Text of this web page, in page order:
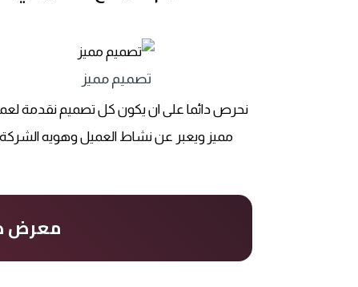
تصميم مميز
نحرص دائما على ان يكون كل تصميم نقدمة
مميز ويعبر عن نشاط العميل وهويه الشركة
معرض